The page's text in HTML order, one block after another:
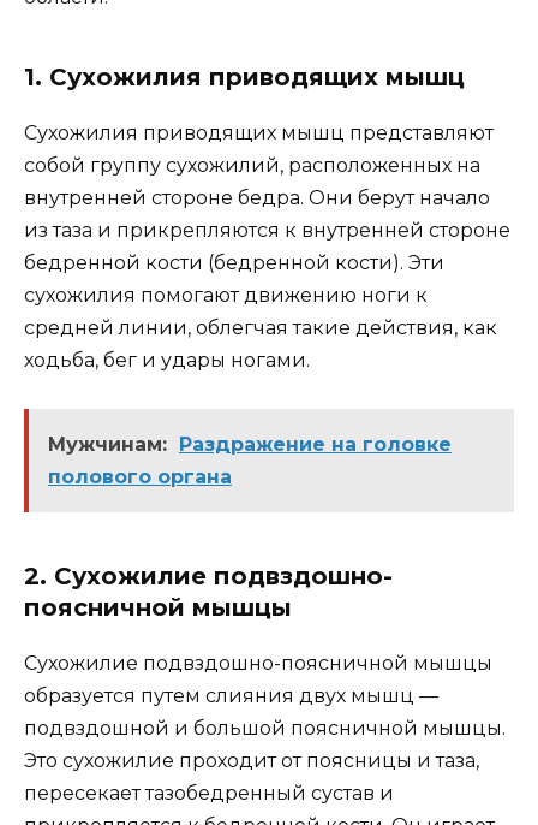
1. Сухожилия приводящих мышц
Сухожилия приводящих мышц представляют
собой группу сухожилий, расположенных на
внутренней стороне бедра. Они берут начало
из таза и прикрепляются к внутренней стороне
бедренной кости (бедренной кости). Эти
сухожилия помогают движению ноги к
средней линии, облегчая такие действия, как
ходьба, бег и удары ногами.
Мужчинам:
Раздражение на головке
полового органа
2. Сухожилие подвздошно-
поясничной мышцы
Сухожилие подвздошно-поясничной мышцы
образуется путем слияния двух мышц —
подвздошной и большой поясничной мышцы.
Это сухожилие проходит от поясницы и таза,
пересекает тазобедренный сустав и